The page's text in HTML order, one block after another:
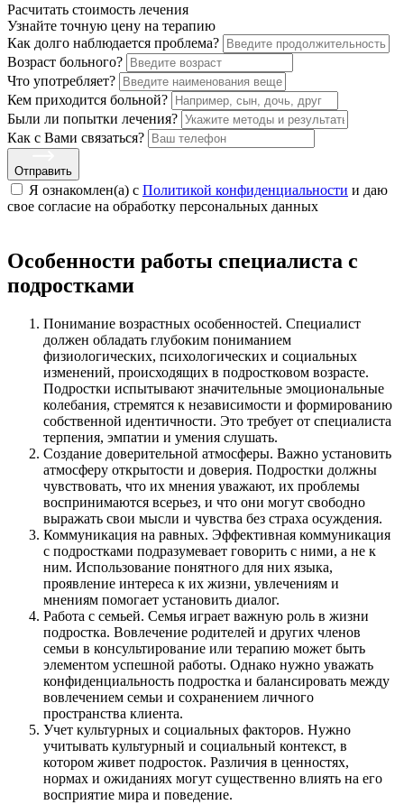
Расчитать стоимость лечения
Узнайте точную цену на терапию
Как долго наблюдается проблема?
Возраст больного?
Что употребляет?
Кем приходится больной?
Были ли попытки лечения?
Как с Вами связаться?
Отправить
Я ознакомлен(а) с Политикой конфиденциальности и даю
свое cогласие на обработку персональных данных
Особенности работы специалиста с
подростками
Понимание возрастных особенностей. Специалист
должен обладать глубоким пониманием
физиологических, психологических и социальных
изменений, происходящих в подростковом возрасте.
Подростки испытывают значительные эмоциональные
колебания, стремятся к независимости и формированию
собственной идентичности. Это требует от специалиста
терпения, эмпатии и умения слушать.
Создание доверительной атмосферы. Важно установить
атмосферу открытости и доверия. Подростки должны
чувствовать, что их мнения уважают, их проблемы
воспринимаются всерьез, и что они могут свободно
выражать свои мысли и чувства без страха осуждения.
Коммуникация на равных. Эффективная коммуникация
с подростками подразумевает говорить с ними, а не к
ним. Использование понятного для них языка,
проявление интереса к их жизни, увлечениям и
мнениям помогает установить диалог.
Работа с семьей. Семья играет важную роль в жизни
подростка. Вовлечение родителей и других членов
семьи в консультирование или терапию может быть
элементом успешной работы. Однако нужно уважать
конфиденциальность подростка и балансировать между
вовлечением семьи и сохранением личного
пространства клиента.
Учет культурных и социальных факторов. Нужно
учитывать культурный и социальный контекст, в
котором живет подросток. Различия в ценностях,
нормах и ожиданиях могут существенно влиять на его
восприятие мира и поведение.